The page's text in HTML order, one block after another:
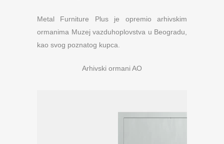
Metal Furniture Plus je opremio arhivskim
ormanima Muzej vazduhoplovstva u Beogradu,
kao svog poznatog kupca.
Arhivski ormani AO